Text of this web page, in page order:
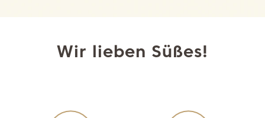
Wir lieben Süßes!